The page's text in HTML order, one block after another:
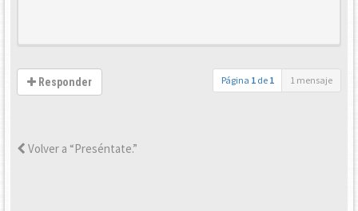
Responder Página 1 de 1 1 mensaje
Volver a “Preséntate.”